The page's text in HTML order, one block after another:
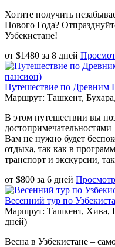
Хотите получить
Нового Года?
Узбекистане!
от $1480 за 8 дней
Путешествие по Древним
Маршрут: Ташкент,
В этом путешествии вы
Вам не нужно будет
отдыха, так как в
транспорт и экскурсии,
от $800 за 6 дней
Весенний тур по
Маршрут: Ташкент, Хива,
дней)
Весна в Узбекистане –